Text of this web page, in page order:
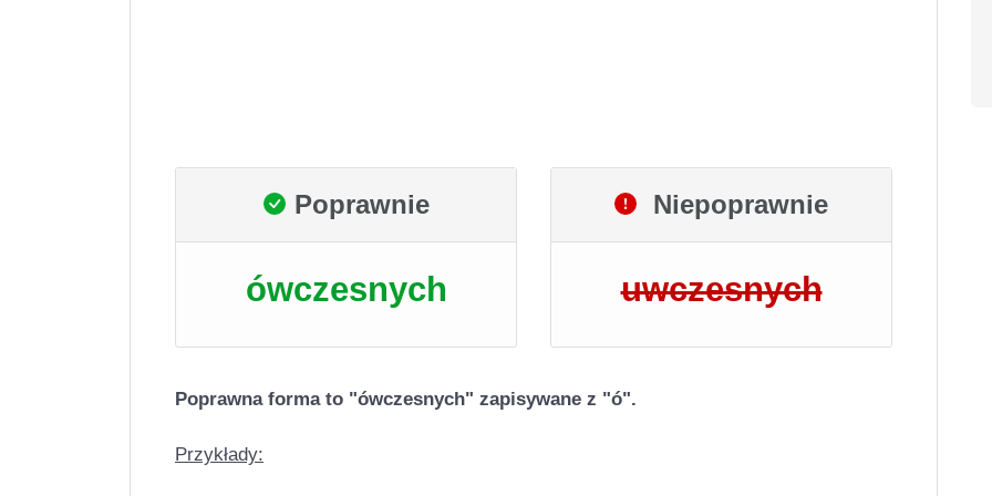
Poprawnie
ówczesnych
Niepoprawnie
uwczesnych
Poprawna forma to "ówczesnych" zapisywane z "ó".
Przykłady: